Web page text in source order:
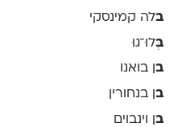
בלה קמינסקי
בְּלוּ־גוּ
בן בואנו
בן בנחורין
בן וינבוים